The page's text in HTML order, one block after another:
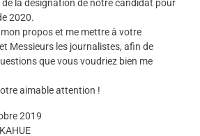
de la désignation de notre candidat pour
2020.
propos et me mettre à votre
Messieurs les journalistes, afin de
que vous voudriez bien me
aimable attention !
2019